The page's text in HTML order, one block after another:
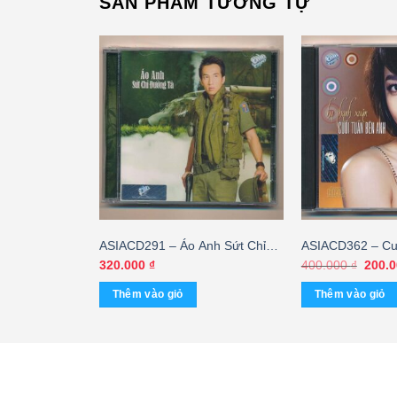
ASIACD291 – Áo Anh Sứt Chỉ
Đường Tà
320.000 ₫
Thêm vào giỏ
ASIACD362 –
Anh – Hà Thanh
KGTH9
400.000₫ Giá
là:
Thêm vào giỏ